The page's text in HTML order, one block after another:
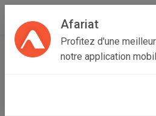
Afariat
Profitez d'une
notre application
Accueil Véhicules Oasis -